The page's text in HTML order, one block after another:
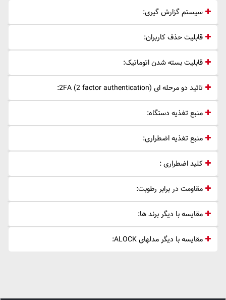
سیستم گزارش گیری:
قابلیت حذف کاربران:
قابلیت بسته شدن اتوماتیک:
تائید دو مرحله ای 2FA (2 factor authentication):
منبع تغذیه دستگاه:
منبع تغذیه اضطراری:
کلید اضطراری :
مقاومت در برابر رطوبت:
مقایسه با دیگر برند ها:
مقایسه با دیگر مدلهای ALOCK: